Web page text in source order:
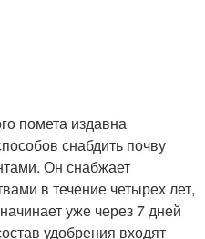
помета издавна
снабдить почву
Он снабжает
в течение четырех лет,
уже через 7 дней
удобрения входят